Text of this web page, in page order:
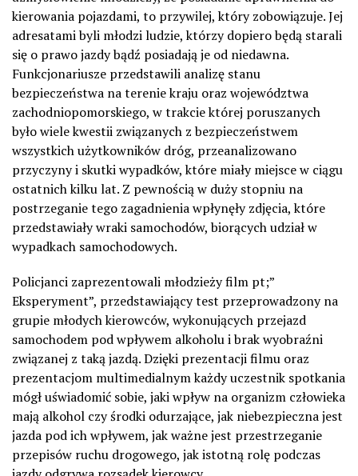
kierowania pojazdami, to przywilej, który zobowiązuje. Jej
adresatami byli młodzi ludzie, którzy dopiero będą starali
się o prawo jazdy bądź posiadają je od niedawna.
Funkcjonariusze przedstawili analizę stanu
bezpieczeństwa na terenie kraju oraz województwa
zachodniopomorskiego, w trakcie której poruszanych
było wiele kwestii związanych z bezpieczeństwem
wszystkich użytkowników dróg, przeanalizowano
przyczyny i skutki wypadków, które miały miejsce w ciągu
ostatnich kilku lat. Z pewnością w duży stopniu na
postrzeganie tego zagadnienia wpłynęły zdjęcia, które
przedstawiały wraki samochodów, biorących udział w
wypadkach samochodowych.
Policjanci zaprezentowali młodzieży film pt;”
Eksperyment”, przedstawiający test przeprowadzony na
grupie młodych kierowców, wykonujących przejazd
samochodem pod wpływem alkoholu i brak wyobraźni
związanej z taką jazdą. Dzięki prezentacji filmu oraz
prezentacjom multimedialnym każdy uczestnik spotkania
mógł uświadomić sobie, jaki wpływ na organizm człowieka
mają alkohol czy środki odurzające, jak niebezpieczna jest
jazda pod ich wpływem, jak ważne jest przestrzeganie
przepisów ruchu drogowego, jak istotną rolę podczas